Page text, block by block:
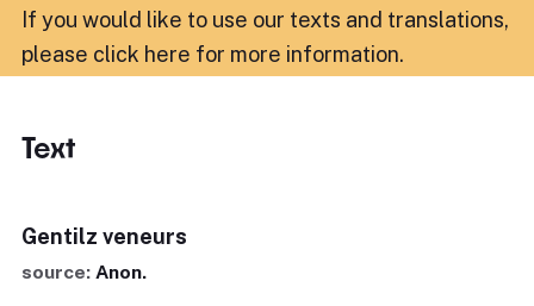
If you would like to use our texts and translations,
please click here for more information.
Text
Gentilz veneurs
source: Anon.